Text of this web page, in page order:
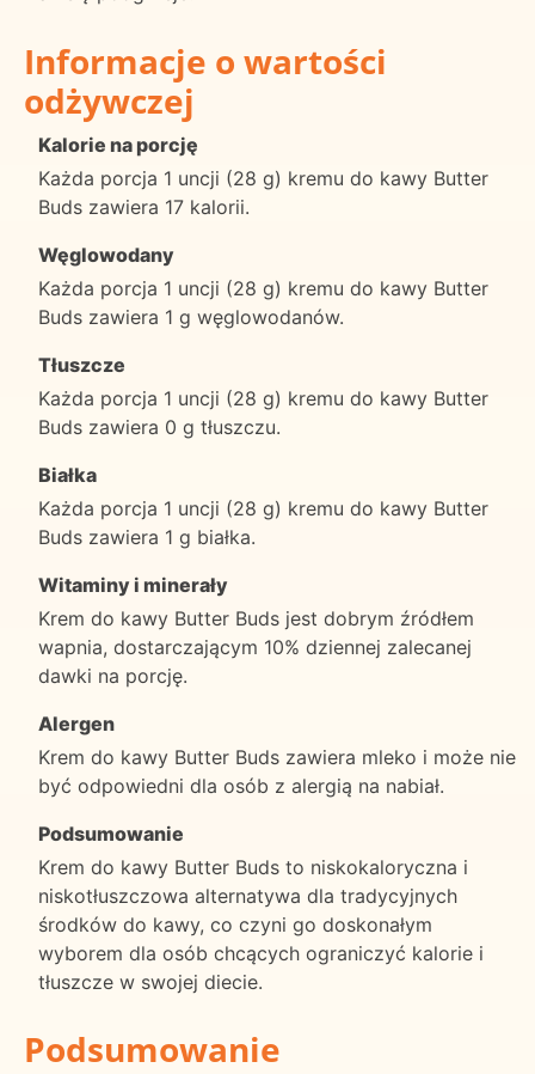
Informacje o wartości
odżywczej
Kalorie na porcję
Każda porcja 1 uncji (28 g) kremu do kawy Butter
Buds zawiera 17 kalorii.
Węglowodany
Każda porcja 1 uncji (28 g) kremu do kawy Butter
Buds zawiera 1 g węglowodanów.
Tłuszcze
Każda porcja 1 uncji (28 g) kremu do kawy Butter
Buds zawiera 0 g tłuszczu.
Białka
Każda porcja 1 uncji (28 g) kremu do kawy Butter
Buds zawiera 1 g białka.
Witaminy i minerały
Krem do kawy Butter Buds jest dobrym źródłem
wapnia, dostarczającym 10% dziennej zalecanej
dawki na porcję.
Alergen
Krem do kawy Butter Buds zawiera mleko i może nie
być odpowiedni dla osób z alergią na nabiał.
Podsumowanie
Krem do kawy Butter Buds to niskokaloryczna i
niskotłuszczowa alternatywa dla tradycyjnych
środków do kawy, co czyni go doskonałym
wyborem dla osób chcących ograniczyć kalorie i
tłuszcze w swojej diecie.
Podsumowanie